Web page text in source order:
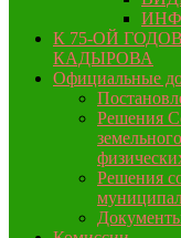
К 75-ОЙ
КАДЫРОВА
Официальные
Решения
Решения